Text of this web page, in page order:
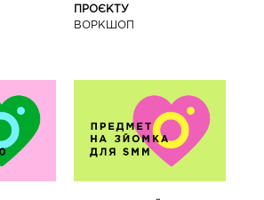
ПРОЄКТУ
ВОРКШОП